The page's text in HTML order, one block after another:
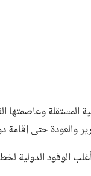
المستقلة
حتى إقامة
الوفود الدولية